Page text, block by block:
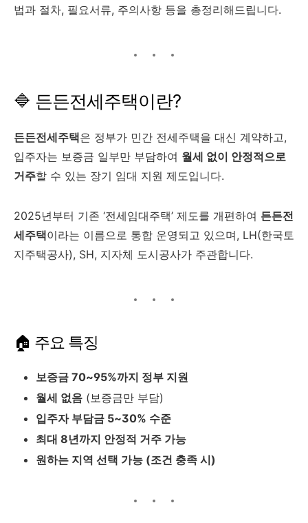
법과 절차, 필요서류, 주의사항 등을 총정리해드립니다.
🔷 든든전세주택이란?
든든전세주택은 정부가 민간 전세주택을 대신 계약하고,
입주자는 보증금 일부만 부담하여 월세 없이 안정적으로
거주할 수 있는 장기 임대 지원 제도입니다.
2025년부터 기존 ‘전세임대주택’ 제도를 개편하여 든든전
세주택이라는 이름으로 통합 운영되고 있으며, LH(한국토
지주택공사), SH, 지자체 도시공사가 주관합니다.
🏠 주요 특징
보증금 70~95%까지 정부 지원
월세 없음 (보증금만 부담)
입주자 부담금 5~30% 수준
최대 8년까지 안정적 거주 가능
원하는 지역 선택 가능 (조건 충족 시)